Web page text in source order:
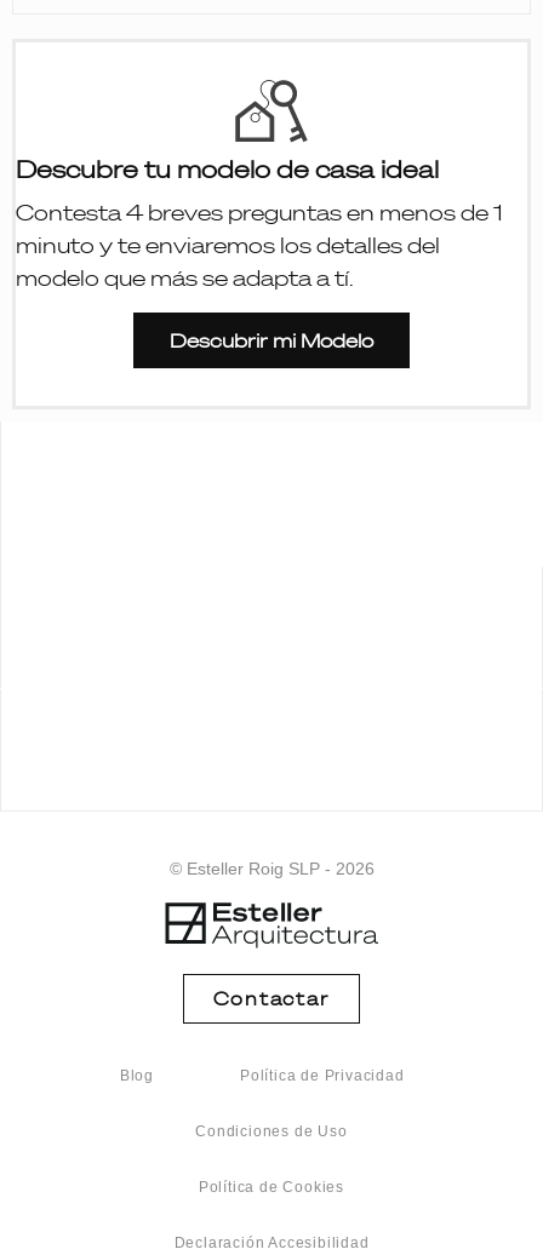
Descubre tu modelo de casa ideal
Contesta 4 breves preguntasen menos de 1
minuto y te enviaremos los detalles del
modelo que más se adapta a tí.
Descubrir mi Modelo
© Esteller Roig SLP - 2026
Contactar
Blog Política de Privacidad
Condiciones de Uso
Política de Cookies
Declaración Accesibilidad